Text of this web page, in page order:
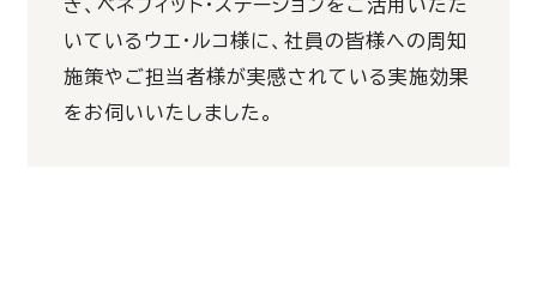
き、ベネフィット・ステーションをご活用いただ
いているウエ・ルコ様に、社員の皆様への周知
施策やご担当者様が実感されている実施効果
をお伺いいたしました。